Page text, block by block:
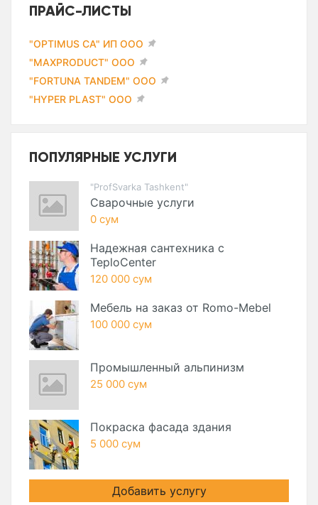
ПРАЙС-ЛИСТЫ
"OPTIMUS CA" ИП ООО
"MAXPRODUCT" ООО
"FORTUNA TANDEM" ООО
"HYPER PLAST" ООО
ПОПУЛЯРНЫЕ УСЛУГИ
"ProfSvarka Tashkent"
Сварочные услуги
0 сум
Надежная сантехника с
TeploCenter
120 000 сум
Мебель на заказ от Romo-Mebel
100 000 сум
Промышленный альпинизм
25 000 сум
Покраска фасада здания
5 000 сум
Добавить услугу